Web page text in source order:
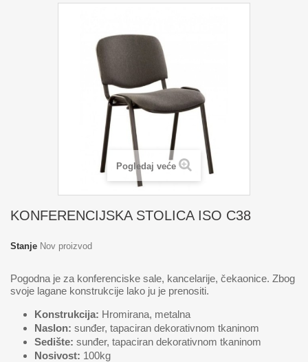
Pogledaj veće
KONFERENCIJSKA STOLICA ISO C38
Stanje Nov proizvod
Pogodna je za konferenciske sale, kancelarije, čekaonice. Zbog
svoje lagane konstrukcije lako ju je prenositi.
Konstrukcija: Hromirana, metalna
Naslon: sunđer, tapaciran dekorativnom tkaninom
Sedište: sunđer, tapaciran dekorativnom tkaninom
Nosivost: 100kg